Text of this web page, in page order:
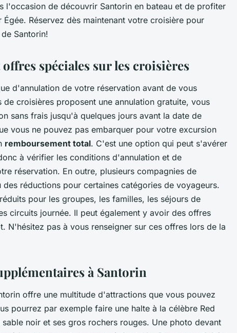
l'occasion de découvrir Santorin en bateau et de profiter
Réservez dès maintenant votre croisière pour
Santorin!
spéciales sur les croisières
d'annulation de votre réservation avant de vous
de croisières proposent une annulation gratuite, vous
sans frais jusqu'à quelques jours avant la date de
vous ne pouvez pas embarquer pour votre excursion
remboursement total. C'est une option qui peut s'avérer
à vérifier les conditions d'annulation et de
réservation. En outre, plusieurs compagnies de
réductions pour certaines catégories de voyageurs.
pour les groupes, les familles, les séjours de
circuits journée. Il peut également y avoir des offres
N'hésitez pas à vous renseigner sur ces offres lors de la
à Santorin
offre une multitude d'attractions que vous pouvez
pourrez par exemple faire une halte à la célèbre Red
noir et ses gros rochers rouges. Une photo devant